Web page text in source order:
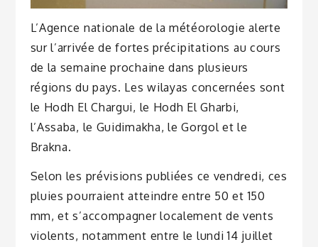
L’Agence nationale de la météorologie alerte
sur l’arrivée de fortes précipitations au cours
de la semaine prochaine dans plusieurs
régions du pays. Les wilayas concernées sont
le Hodh El Chargui, le Hodh El Gharbi,
l’Assaba, le Guidimakha, le Gorgol et le
Brakna.
Selon les prévisions publiées ce vendredi, ces
pluies pourraient atteindre entre 50 et 150
mm, et s’accompagner localement de vents
violents, notamment entre le lundi 14 juillet